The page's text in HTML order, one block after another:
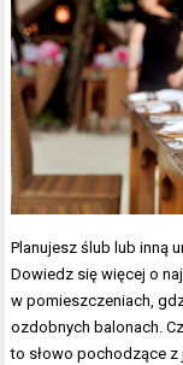
Planujesz ślub lub inną
Dowiedz się więcej o
w pomieszczeniach,
ozdobnych balonach.
to słowo pochodzące